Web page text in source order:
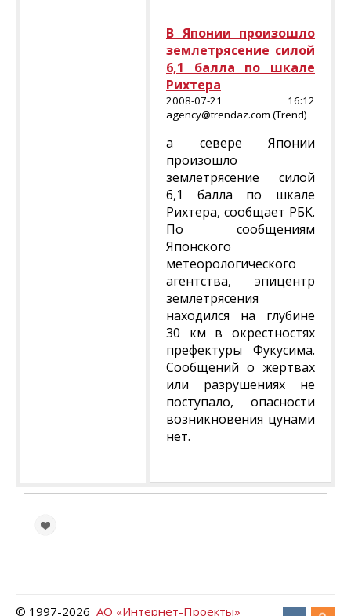
В Японии произошло
землетрясение силой
6,1 балла по шкале
Рихтера
2008-07-21 16:12
agency@trendaz.com (Trend)
а севере Японии
произошло
землетрясение силой
6,1 балла по шкале
Рихтера, сообщает РБК.
По сообщениям
Японского
метеорологического
агентства, эпицентр
землетрясения
находился на глубине
30 км в окрестностях
префектуры Фукусима.
Сообщений о жертвах
или разрушениях не
поступало, опасности
возникновения цунами
нет.
© 1997-2026 АО «Интернет-Проекты»